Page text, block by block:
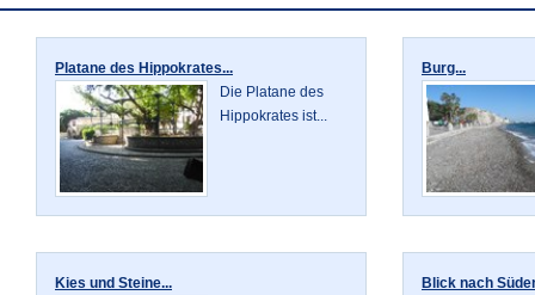
Platane des Hippokrates...
Die Platane des
Hippokrates ist...
Burg...
Kies und Steine...
Blick nach